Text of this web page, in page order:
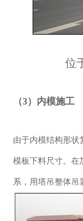
位
（3）内模施工
由于内模结构形状
模板下料尺寸。在
系，用塔吊整体吊